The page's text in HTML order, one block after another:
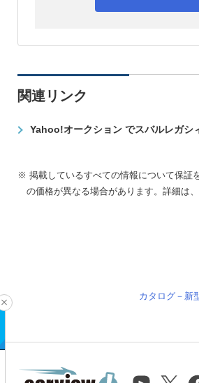
関連リンク
Yahoo!オークション でスバルレガシ
※ 掲載しているすべての情報について保証
の価格が異なる場合があります。詳細は
カタログ－新